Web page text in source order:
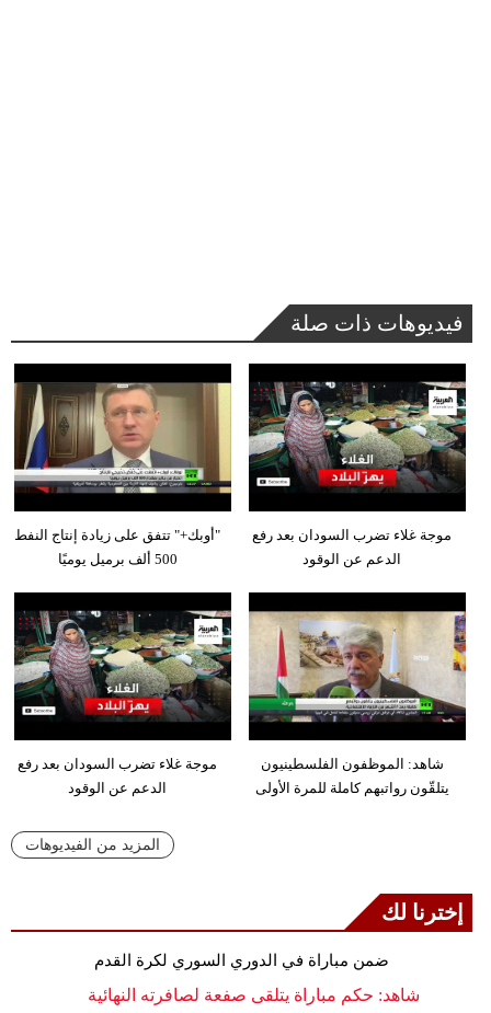
فيديوهات ذات صلة
"أوبك+" تتفق على زيادة إنتاج النفط
500 ألف برميل يوميًا
موجة غلاء تضرب السودان بعد رفع
الدعم عن الوقود
موجة غلاء تضرب السودان بعد رفع
الدعم عن الوقود
شاهد: الموظفون الفلسطينيون
يتلقّون رواتبهم كاملة للمرة الأولى
المزيد من الفيديوهات
إخترنا لك
ضمن مباراة في الدوري السوري لكرة القدم
شاهد: حكم مباراة يتلقى صفعة لصافرته النهائية